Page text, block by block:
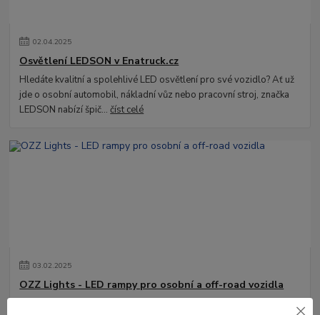
02.04.2025
Osvětlení LEDSON v Enatruck.cz
Hledáte kvalitní a spolehlivé LED osvětlení pro své vozidlo? Ať už
jde o osobní automobil, nákladní vůz nebo pracovní stroj, značka
LEDSON nabízí špič...číst celé
03.02.2025
OZZ Lights - LED rampy pro osobní a off-road vozidla